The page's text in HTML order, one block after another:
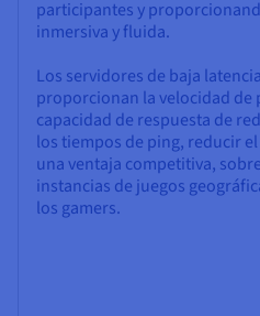
participantes y
inmersiva y fluida.
Los servidores de baja
proporcionan la velocidad de
capacidad de respuesta de
los tiempos de ping, reducir
una ventaja competitiva,
instancias de juegos
los gamers.